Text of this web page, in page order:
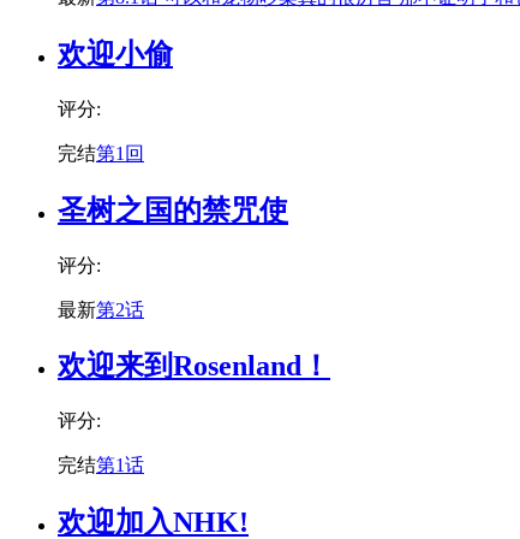
欢迎小偷
评分:
完结第1回
圣树之国的禁咒使
评分:
最新第2话
欢迎来到Rosenland！
评分:
完结第1话
欢迎加入NHK!